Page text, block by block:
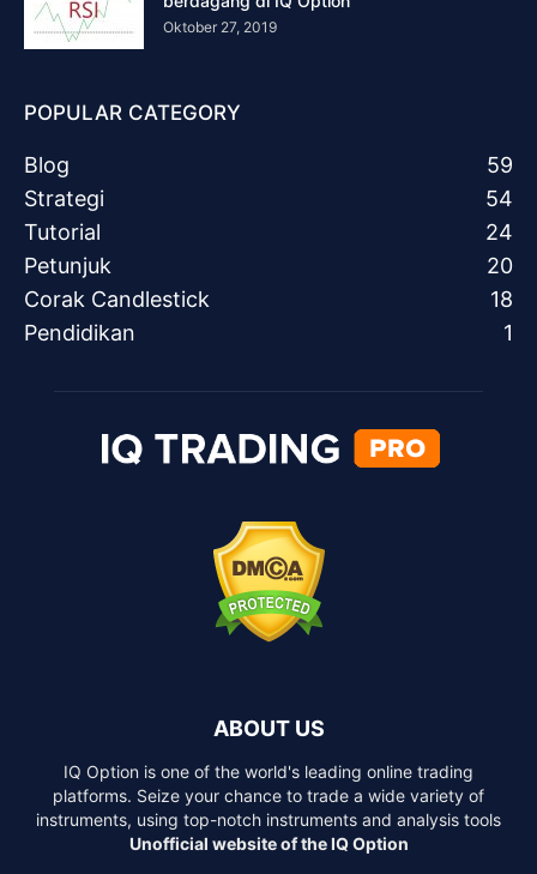
Oktober 27, 2019
POPULAR CATEGORY
Blog
59
Strategi
54
Tutorial
24
Petunjuk
20
Corak Candlestick
18
Pendidikan
1
ABOUT US
IQ Option is one of the world's leading online trading
platforms. Seize your chance to trade a wide variety of
instruments, using top-notch instruments and analysis tools
Unofficial website of the IQ Option